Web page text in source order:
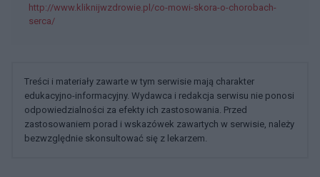
http://www.kliknijwzdrowie.pl/co-mowi-skora-o-chorobach-
serca/
Treści i materiały zawarte w tym serwisie mają charakter
edukacyjno-informacyjny. Wydawca i redakcja serwisu nie ponosi
odpowiedzialności za efekty ich zastosowania. Przed
zastosowaniem porad i wskazówek zawartych w serwisie, należy
bezwzględnie skonsultować się z lekarzem.